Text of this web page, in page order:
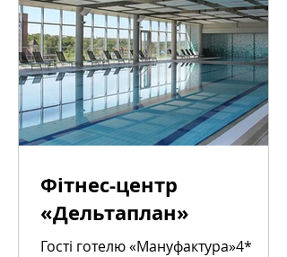
Фітнес-центр
«Дельтаплан»
Гості готелю «Мануфактура»4*